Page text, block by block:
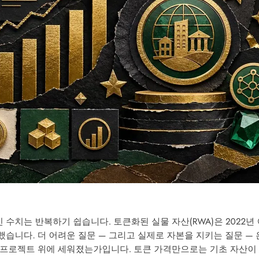
수치는 반복하기 쉽습니다. 토큰화된 실물 자산(RWA)은 2022년
습니다. 더 어려운 질문 — 그리고 실제로 자본을 지키는 질문 —
로젝트 위에 세워졌는가입니다. 토큰 가격만으로는 기초 자산